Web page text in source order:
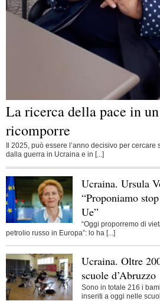
La ricerca della pace in
ricomporre
Il 2025, può essere l’anno decisivo per
dalla guerra in Ucraina e in [...]
Ucraina. Ursula
“Proponiamo
Ue”
“Oggi proporremo di
petrolio russo in Europa”: lo ha [...]
Ucraina. Oltre
scuole d’Abruzzo
Sono in totale 216 i
inseriti a oggi nelle